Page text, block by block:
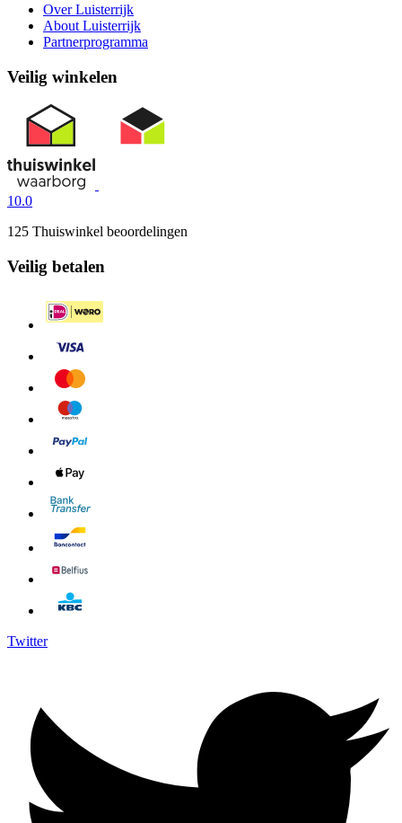
Over Luisterrijk
About Luisterrijk
Partnerprogramma
Veilig winkelen
10.0
125 Thuiswinkel beoordelingen
Veilig betalen
Twitter